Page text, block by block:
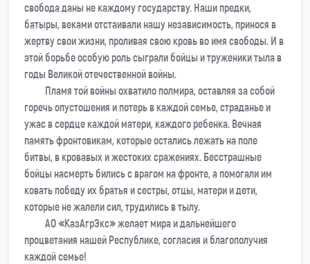
свобода даны не каждому государству. Наши предки,
батыры, веками отстаивали нашу независимость, принося в
жертву свои жизни, проливая свою кровь во имя свободы. И в
этой борьбе особую роль сыграли бойцы и труженики тыла в
годы Великой отечественной войны.
Пламя той войны охватило полмира, оставляя за собой
горечь опустошения и потерь в каждой семье, страданье и
ужас в сердце каждой матери, каждого ребенка. Вечная
память фронтовикам, которые остались лежать на поле
битвы, в кровавых и жестоких сражениях. Бесстрашные
бойцы насмерть бились с врагом на фронте, а помогали им
ковать победу их братья и сестры, отцы, матери и дети,
которые не жалели сил, трудились в тылу.
АО «КазАгрЭкс» желает мира и дальнейшего
процветания нашей Республике, согласия и благополучия
каждой семье!